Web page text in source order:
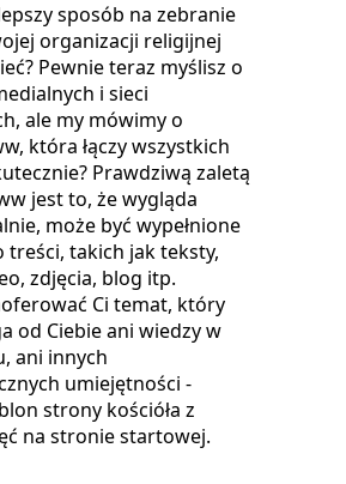
sposób na zebranie
organizacji religijnej
Pewnie teraz myślisz o
i sieci
ale my mówimy o
która łączy wszystkich
Prawdziwą zaletą
jest to, że wygląda
może być wypełnione
treści, takich jak teksty,
zdjęcia, blog itp.
Ci temat, który
od Ciebie ani wiedzy w
ani innych
umiejętności -
strony kościóła z
na stronie startowej.